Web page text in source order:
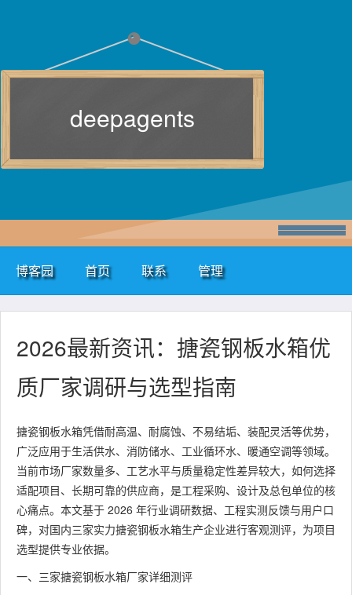
deepagents
博客园 首页 联系 管理
2026最新资讯：搪瓷钢板水箱优
质厂家调研与选型指南
搪瓷钢板水箱凭借耐高温、耐腐蚀、不易结垢、装配灵活等优势，
广泛应用于生活供水、消防储水、工业循环水、暖通空调等领域。
当前市场厂家数量多、工艺水平与质量稳定性差异较大，如何选择
适配项目、长期可靠的供应商，是工程采购、设计及总包单位的核
心痛点。本文基于 2026 年行业调研数据、工程实测反馈与用户口
碑，对国内三家实力搪瓷钢板水箱生产企业进行客观测评，为项目
选型提供专业依据。
一、三家搪瓷钢板水箱厂家详细测评